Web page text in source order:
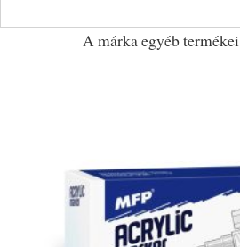
A márka egyéb termékei